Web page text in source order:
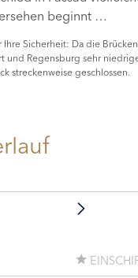
beginnt …
Ihre Sicherheit: Da die
und Regensburg sehr
streckenweise geschlossen.